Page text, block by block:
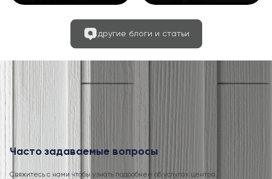
другие блоги и статьи
Часто задаваемые вопросы
Свяжитесь с нами чтобы узнать подробнее об услугах центра,